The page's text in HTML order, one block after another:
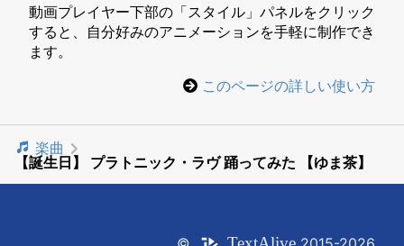
動画プレイヤー下部の「スタイル」パネルをクリック
すると、自分好みのアニメーションを手軽に制作でき
ます。
このページの詳しい使い方
楽曲
【誕生日】 プラトニック・ラヴ 踊ってみた 【ゆま茶】